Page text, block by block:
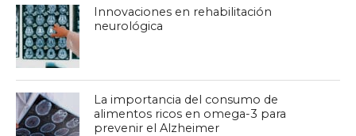
Innovaciones en rehabilitación
neurológica
La importancia del consumo de
alimentos ricos en omega-3 para
prevenir el Alzheimer